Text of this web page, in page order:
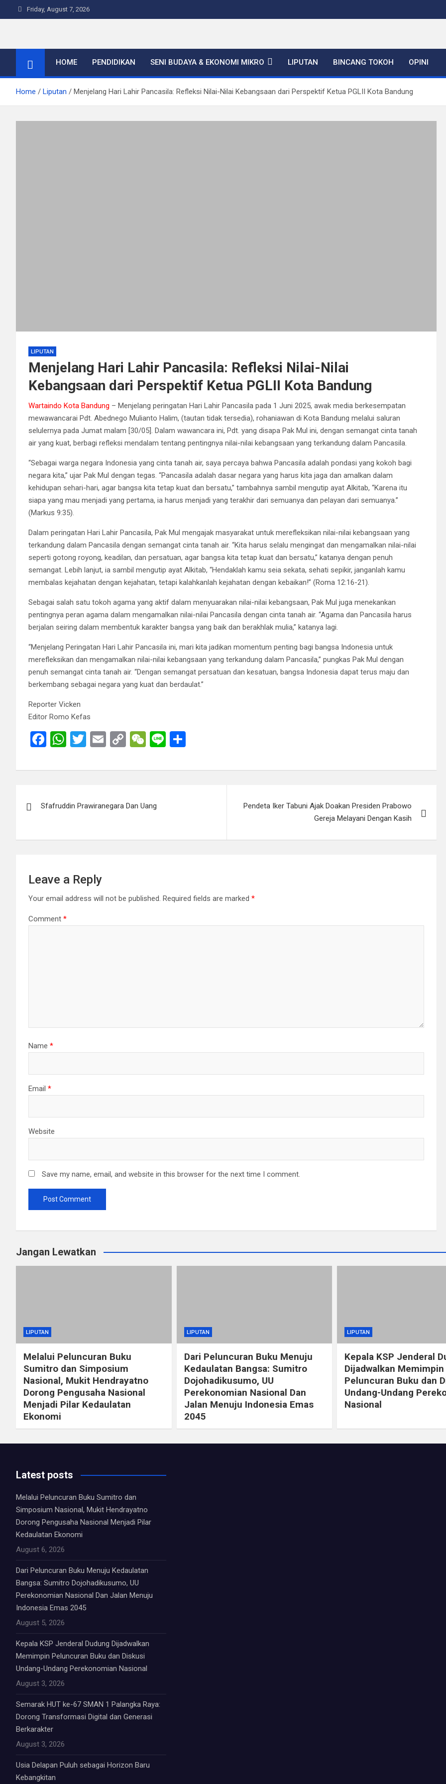
to
Friday, August 7, 2026
Warta Indo
HOME PENDIDIKAN SENI BUDAYA & EKONOMI MIKRO LIPUTAN BINCANG TOKOH OPINI
Home Liputan Menjelang Hari Lahir Pancasila: Refleksi Nilai-Nilai Kebangsaan dari Perspektif Ketua PGLII Kota Bandung
LIPUTAN
Menjelang Hari Lahir Pancasila: Refleksi Nilai-Nilai
Kebangsaan dari Perspektif Ketua PGLII Kota Bandung
Wartaindo Kota Bandung – Menjelang peringatan Hari Lahir Pancasila pada 1 Juni 2025, awak media berkesempatan
mewawancarai Pdt. Abednego Mulianto Halim, (tautan tidak tersedia), rohaniawan di Kota Bandung melalui saluran
selulernya pada Jumat malam [30/05]. Dalam wawancara ini, Pdt. yang disapa Pak Mul ini, dengan semangat cinta tanah
air yang kuat, berbagi refleksi mendalam tentang pentingnya nilai-nilai kebangsaan yang terkandung dalam Pancasila.
“Sebagai warga negara Indonesia yang cinta tanah air, saya percaya bahwa Pancasila adalah pondasi yang kokoh bagi
negara kita,” ujar Pak Mul dengan tegas. “Pancasila adalah dasar negara yang harus kita jaga dan amalkan dalam
kehidupan sehari-hari, agar bangsa kita tetap kuat dan bersatu,” tambahnya sambil mengutip ayat Alkitab, “Karena itu
siapa yang mau menjadi yang pertama, ia harus menjadi yang terakhir dari semuanya dan pelayan dari semuanya.”
(Markus 9:35).
Dalam peringatan Hari Lahir Pancasila, Pak Mul mengajak masyarakat untuk merefleksikan nilai-nilai kebangsaan yang
terkandung dalam Pancasila dengan semangat cinta tanah air. “Kita harus selalu mengingat dan mengamalkan nilai-nilai
seperti gotong royong, keadilan, dan persatuan, agar bangsa kita tetap kuat dan bersatu,” katanya dengan penuh
semangat. Lebih lanjut, ia sambil mengutip ayat Alkitab, “Hendaklah kamu seia sekata, sehati sepikir, janganlah kamu
membalas kejahatan dengan kejahatan, tetapi kalahkanlah kejahatan dengan kebaikan!” (Roma 12:16-21).
Sebagai salah satu tokoh agama yang aktif dalam menyuarakan nilai-nilai kebangsaan, Pak Mul juga menekankan
pentingnya peran agama dalam mengamalkan nilai-nilai Pancasila dengan cinta tanah air. “Agama dan Pancasila harus
berjalan seiring dalam membentuk karakter bangsa yang baik dan berakhlak mulia,” katanya lagi.
“Menjelang Peringatan Hari Lahir Pancasila ini, mari kita jadikan momentum penting bagi bangsa Indonesia untuk
merefleksikan dan mengamalkan nilai-nilai kebangsaan yang terkandung dalam Pancasila,” pungkas Pak Mul dengan
penuh semangat cinta tanah air. “Dengan semangat persatuan dan kesatuan, bangsa Indonesia dapat terus maju dan
berkembang sebagai negara yang kuat dan berdaulat.”
Reporter Vicken
Editor Romo Kefas
F
ce
o
k
W
at
A
p
T
tt
E
ail
C
py
n
W
C
at
Li
e
ar
navigation
Sfafruddin Prawiranegara Dan Uang
Pendeta Iker Tabuni Ajak Doakan Presiden Prabowo
Gereja Melayani Dengan Kasih
Leave a Reply
Your email address will not be published. Required fields are marked *
Comment *
Name *
Email *
Website
Save my name, email, and website in this browser for the next time I comment.
Jangan Lewatkan
LIPUTAN
Melalui Peluncuran Buku
Sumitro dan Simposium
Nasional, Mukit Hendrayatno
Dorong Pengusaha Nasional
Menjadi Pilar Kedaulatan
Ekonomi
LIPUTAN
Dari Peluncuran Buku Menuju
Kedaulatan Bangsa: Sumitro
Dojohadikusumo, UU
Perekonomian Nasional Dan
Jalan Menuju Indonesia Emas
2045
LIPUTAN
Kepala KSP Jenderal
Dijadwalkan Memimpin
Peluncuran Buku dan
Undang-Undang
Nasional
Latest posts
Melalui Peluncuran Buku Sumitro dan
Simposium Nasional, Mukit Hendrayatno
Dorong Pengusaha Nasional Menjadi Pilar
Kedaulatan Ekonomi
August 6, 2026
Dari Peluncuran Buku Menuju Kedaulatan
Bangsa: Sumitro Dojohadikusumo, UU
Perekonomian Nasional Dan Jalan Menuju
Indonesia Emas 2045
August 5, 2026
Kepala KSP Jenderal Dudung Dijadwalkan
Memimpin Peluncuran Buku dan Diskusi
Undang-Undang Perekonomian Nasional
August 3, 2026
Semarak HUT ke-67 SMAN 1 Palangka Raya:
Dorong Transformasi Digital dan Generasi
Berkarakter
August 3, 2026
Usia Delapan Puluh sebagai Horizon Baru
Kebangkitan